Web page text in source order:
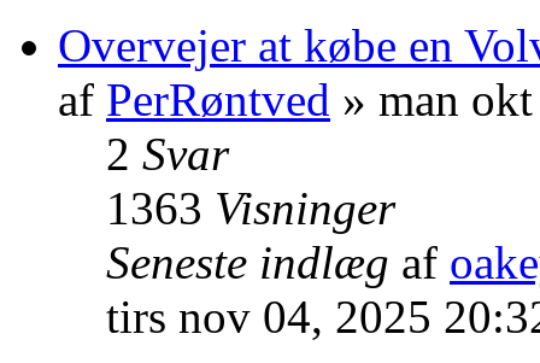
Overvejer at købe en
af PerRøntved » man
2 Svar
1363 Visninger
Seneste indlæg af
tirs nov 04, 2025